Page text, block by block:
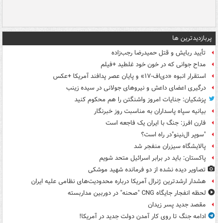
پربازدیدترین ها
تأیید ربایش و قتل حمیدرضا رجب‌زاده
مداح جوانی که در خون خود غلطید +فیلم
استقرار انبوه «دی‌اف‑۱۷» و پایان عصر پدافند آمریکا +عکس
درگیری اعضای داعش و نیروهای جولانی در سیده زینب
پزشکیان: جنایات امروز واشنگتن را هم محکوم کنید
بیانیه سپاه پاسداران به مناسبت روز خبرنگار
فارن افرز: جنگ با ایران یک فاجعه است
"سوپر ال‌نینو"در راه است؟
پالایشگاه سیزران منفجر شد
پاکستان: باید در برابر اسرائیل متحد شویم
تصاویر دیده‌ نشده از دو فرمانده شهید موشکی
هشدار ارشدترین ژنرال آمریکا درباره محدودیت‌های نظامی علیه ایران
لحظه انفجار جایگاه CNG "صحنه" در دوربین مداربسته
مقصد جدید پسر زیدان
ادامه جنگ تا روی کار آمدن دولت جدید در آمریکا!